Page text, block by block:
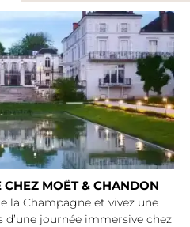
MOËT & CHANDON
la Champagne et vivez une
d’une journée immersive chez